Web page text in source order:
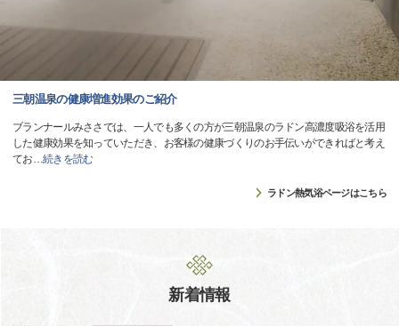
三朝温泉の健康増進効果のご紹介
ブランナールみささでは、一人でも多くの方が三朝温泉のラドン高濃度吸浴を活用
した健康効果を知っていただき、お客様の健康づくりのお手伝いができればと考え
てお…続きを読む
ラドン熱気浴ページはこちら
新着情報